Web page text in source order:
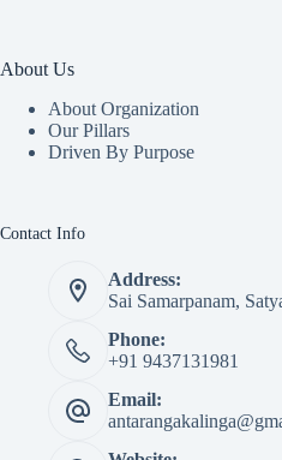
About Us
About Organization
Our Pillars
Driven By Purpose​
Contact Info
Address:
Sai Samarpanam,
Phone:
+91 9437131981
Email: